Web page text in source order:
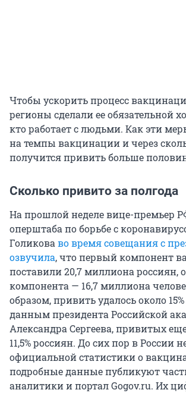
Чтобы ускорить процесс
регионы сделали ее обязательной
кто работает с людьми. Как эти
на темпы вакцинации и через
получится привить больше
Сколько привито за полгода
На прошлой неделе вице-премьер
оперштаба по борьбе с
Голиковаво время совещания с
озвучила, что первый компонент
поставили 20,7 миллиона россиян,
компонента — 16,7 миллиона
образом, привить удалось около
данным президента Российской
Александра Сергеева, привитых
11,5% россиян. До сих пор в России
официальной статистики о
подробные данные публикуют
аналитики и портал Gogov.ru. Их